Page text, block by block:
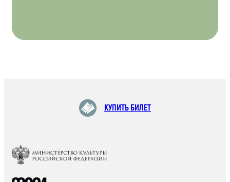
КУПИТЬ БИЛЕТ